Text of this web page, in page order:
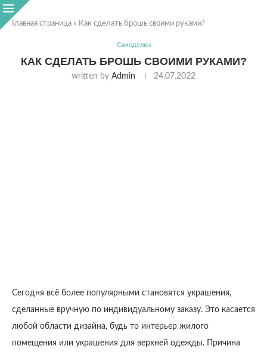
Главная страница » Как сделать брошь своими руками?
Самоделки
КАК СДЕЛАТЬ БРОШЬ СВОИМИ РУКАМИ?
written by Admin 24.07.2022
Сегодня всё более популярными становятся украшения,
сделанные вручную по индивидуальному заказу. Это касается
любой области дизайна, будь то интерьер жилого
помещения или украшения для верхней одежды. Причина